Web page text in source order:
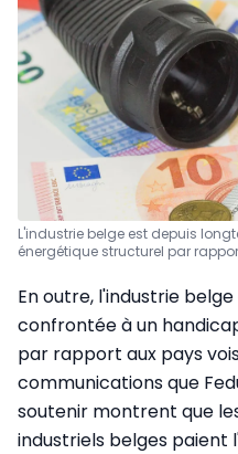
L'industrie belge est depuis
énergétique structurel par
En outre, l'industrie
confrontée à un
par rapport aux pays
communications que
soutenir montrent que
industriels belges paient